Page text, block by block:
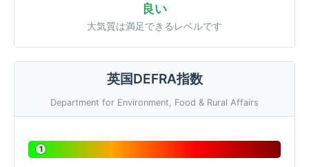
良い
大気質は満足できるレベルです
英国DEFRA指数
Department for Environment, Food & Rural Affairs
1